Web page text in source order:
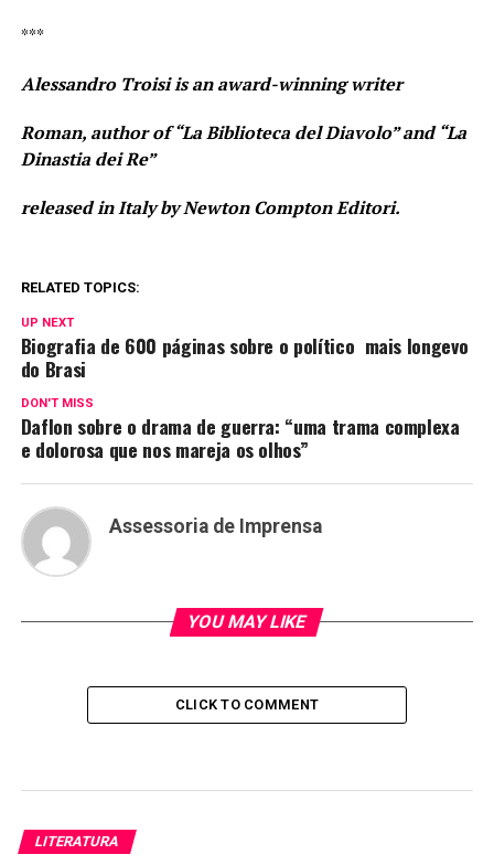
***
Alessandro Troisi is an award-winning writer
Roman, author of “La Biblioteca del Diavolo” and “La
Dinastia dei Re”
released in Italy by Newton Compton Editori.
RELATED TOPICS:
UP NEXT
Biografia de 600 páginas sobre o político mais longevo
do Brasi
DON'T MISS
Daflon sobre o drama de guerra: “uma trama complexa
e dolorosa que nos mareja os olhos”
Assessoria de Imprensa
YOU MAY LIKE
CLICK TO COMMENT
LITERATURA